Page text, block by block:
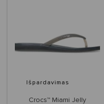
Išpardavimas
Crocs™ Miami Jelly